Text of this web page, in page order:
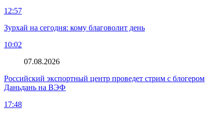
12:57
Зурхай на сегодня: кому благоволит день
10:02
07.08.2026
Российский экспортный центр проведет стрим с блогером
Даньдань на ВЭФ
17:48